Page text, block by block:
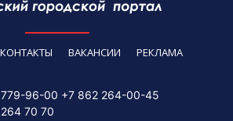
КОНТАКТЫ ВАКАНСИИ РЕКЛАМА
96-00 +7 862 264-00-45
264 70 70